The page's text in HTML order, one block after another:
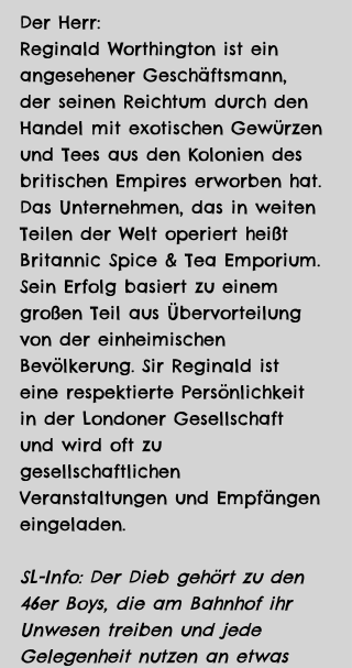
Der Herr:
Reginald Worthington ist ein
angesehener Geschäftsmann,
der seinen Reichtum durch den
Handel mit exotischen Gewürzen
und Tees aus den Kolonien des
britischen Empires erworben hat.
Das Unternehmen, das in weiten
Teilen der Welt operiert heißt
Britannic Spice & Tea Emporium.
Sein Erfolg basiert zu einem
großen Teil aus Übervorteilung
von der einheimischen
Bevölkerung. Sir Reginald ist
eine respektierte Persönlichkeit
in der Londoner Gesellschaft
und wird oft zu
gesellschaftlichen
Veranstaltungen und Empfängen
eingeladen.
SL-Info: Der Dieb gehört zu den
46er Boys, die am Bahnhof ihr
Unwesen treiben und jede
Gelegenheit nutzen an etwas